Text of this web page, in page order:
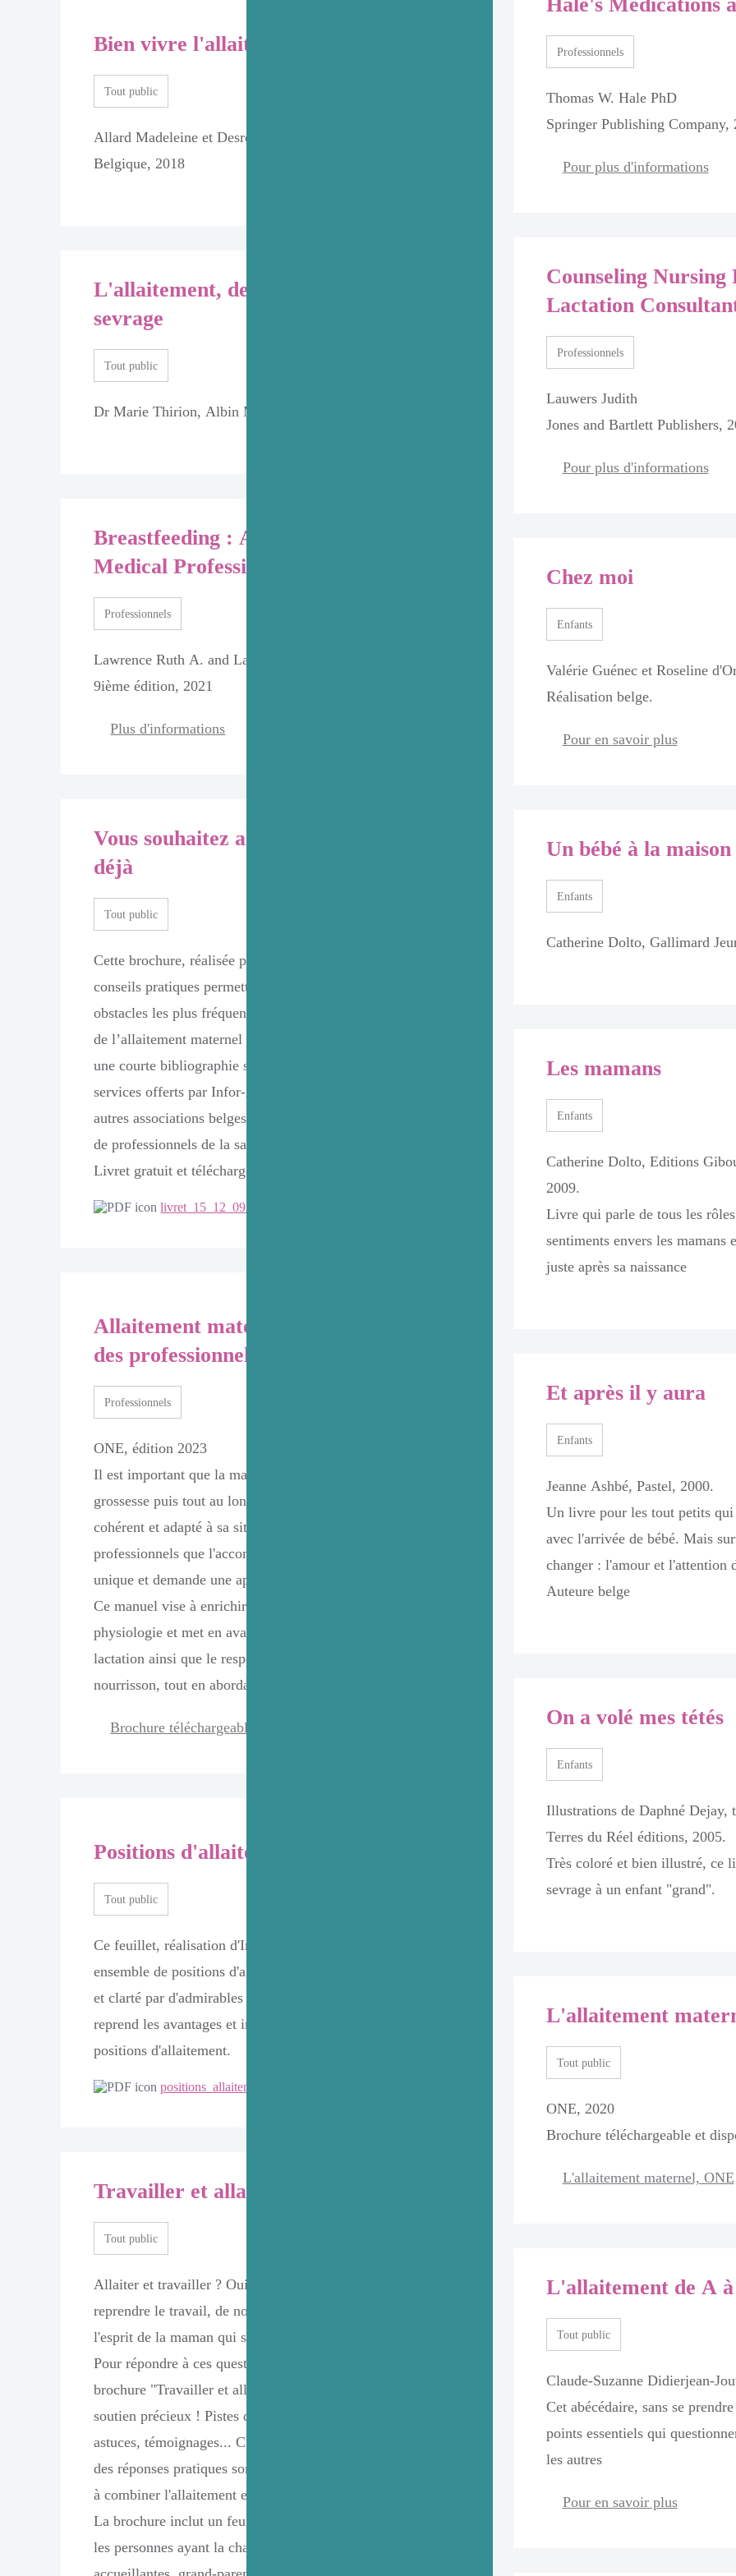
Bien vivre l'allaitement
Tout public
Allard Madeleine et Desrochers Annie, Editions Mardaga,
Belgique, 2018
L'allaitement, de la naissance au
sevrage
Tout public
Dr Marie Thirion, Albin Michel, 2023
Breastfeeding : A Guide for the
Medical Profession
Professionnels
Lawrence Ruth A. and Lawrence Robert M., Elsevier,
9ième édition, 2021
Plus d'informations
Vous souhaitez allaiter, vous allaitez
déjà
Tout public
Cette brochure, réalisée par Infor-Allaitement, contient des
conseils pratiques permettant de prévenir et surmonter les
obstacles les plus fréquents à la mise en route, la poursuite
de l’allaitement maternel et le sevrage. On y trouve aussi
une courte bibliographie sur l’allaitement maternel, les
services offerts par Infor-Allaitement et les coordonnées des
autres associations belges d’aide à l’allaitement maternel et
de professionnels de la santé.
Livret gratuit et téléchargeable.
livret_15_12_09.pdf
Allaitement maternel, Guide à l'usage
des professionnels de la santé
Professionnels
ONE, édition 2023
Il est important que la maman entende, pendant sa
grossesse puis tout au long de son allaitement, un discours
cohérent et adapté à sa situation de la part des
professionnels que l'accompagnent. Chaque allaitement est
unique et demande une approche nuancée et personnalisée.
Ce manuel vise à enrichir la compréhension de la
physiologie et met en avant le bon démarrage de de la
lactation ainsi que le respect des rythmes de croissance du
nourrisson, tout en abordant des situations spécifiques.
Brochure téléchargeable sur le site de l' ONE
Positions d'allaitement
Tout public
Ce feuillet, réalisation d'Infor-Allaitement, reprend un
ensemble de positions d'allaitement illustré avec précision
et clarté par d'admirables dessins. Un texte explicatif
reprend les avantages et inconvénients de certaines de ces
positions d'allaitement.
positions_allaitement.pdf
Travailler et allaiter
Tout public
Allaiter et travailler ? Oui, c'est possible ! Lorsqu'il s'agit de
reprendre le travail, de nombreuses questions viennent à
l'esprit de la maman qui souhaite continuer son allaitement.
Pour répondre à ces questions et autres préoccupations, la
brochure "Travailler et allaiter" d'Infor-Allaitement est un
soutien précieux ! Pistes de réflexion, conseils, trucs et
astuces, témoignages... Chaque situation est envisagée et
des réponses pratiques sont proposées, pour aider la maman
à combiner l'allaitement et le travail.
La brochure inclut un feuillet détachable, destiné à informer
les personnes ayant la charge du bébé (puéricultrices,
Professionnels
Thomas W. Hale PhD
Springer Publishing Company,
Pour plus d'informations
Counseling Nursing
Lactation
Professionnels
Lauwers Judith
Jones and Bartlett Publishers,
Pour plus d'informations
Chez moi
Enfants
Valérie Guénec et Roseline
Réalisation belge.
Pour en savoir plus
Un bébé à la maison
Enfants
Catherine Dolto, Gallimard
Les mamans
Enfants
Catherine Dolto, Editions
2009.
Livre qui parle de tous les
sentiments envers les
juste après sa naissance
Et après il y aura
Enfants
Jeanne Ashbé, Pastel, 2000.
Un livre pour les tout petits
avec l'arrivée de bébé. Mais
changer : l'amour et l'attention
Auteure belge
On a volé mes tétés
Enfants
Illustrations de Daphné Dejay,
Terres du Réel éditions, 2005.
Très coloré et bien illustré, ce
sevrage à un enfant "grand".
L'allaitement
Tout public
ONE, 2020
Brochure téléchargeable et
L'allaitement maternel, ONE
L'allaitement de A
Tout public
Claude-Suzanne Didierjean-
Cet abécédaire, sans se
points essentiels qui
les autres
Pour en savoir plus